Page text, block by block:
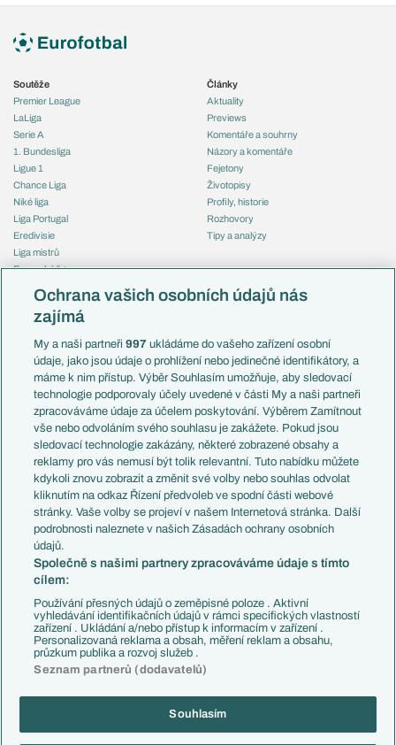
Soutěže
Premier League
LaLiga
Serie A
1. Bundesliga
Ligue 1
Chance Liga
Niké liga
Liga Portugal
Eredivisie
Liga mistrů
Evropská liga
Mistrovství světa
Liga národů
Témata
Představení týmů MS
EuroSkauting
PL v kostce
Evropské koeficienty
Přestupy
Přestupové spekulace
Zranění
Kluby
Arsenal FC
Chelsea FC
Manchester United
AC Milán
Juventus FC
Bayern Mnichov
FC Barcelona
Real Madrid
Články
Aktuality
Previews
Komentáře a souhrny
Názory a komentáře
Fejetony
Životopisy
Profily, historie
Rozhovory
Tipy a analýzy
Česko
Francie
Itálie
Německo
Španělsko
Argentina
Brazílie
Přestupy
Zápasy
Livescore
Tipovací soutěž
Copyright © 2001-2026 EuroFotbal.cz. Využíváme zpravodajství ČTK.
Ochrana vašich osobních údajů nás
zajímá
My a naši partneři997 ukládáme do vašeho zařízení osobní
údaje, jako jsou údaje o prohlížení nebo jedinečné identifikátory, a
máme k nim přístup. Výběr Souhlasím umožňuje, aby sledovací
technologie podporovaly účely uvedené v části My a naši partneři
zpracováváme údaje za účelem poskytování. Výběrem Zamítnout
vše nebo odvoláním svého souhlasu je zakážete. Pokud jsou
sledovací technologie zakázány, některé zobrazené obsahy a
reklamy pro vás nemusí být tolik relevantní. Tuto nabídku můžete
kdykoli znovu zobrazit a změnit své volby nebo souhlas odvolat
kliknutím na odkaz Řízení předvoleb ve spodní části webové
stránky. Vaše volby se projeví v našem Internetová stránka. Další
podrobnosti naleznete v našich Zásadách ochrany osobních
údajů.
Společně s našimi partnery zpracováváme údaje s tímto
cílem:
Používání přesných údajů o zeměpisné poloze . Aktivní
vyhledávání identifikačních údajů v rámci specifických vlastností
zařízení . Ukládání a/nebo přístup k informacím v zařízení .
Personalizovaná reklama a obsah, měření reklam a obsahu,
průzkum publika a rozvoj služeb .
Seznam partnerů (dodavatelů)
Souhlasím